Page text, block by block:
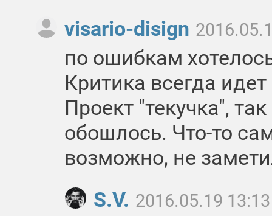
visario-disign
по ошибкам
Критика всегда
Проект "текучка",
обошлось. Что-то
возможно, не
S.V. 2016.05.19 13:13